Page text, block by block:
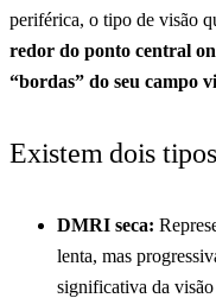
periférica, o tipo de visão
redor do ponto central
“bordas” do seu campo
Existem dois
DMRI seca:
lenta, mas
significativa da